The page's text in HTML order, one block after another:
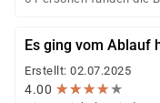
Es ging vom Ablauf
Erstellt: 02.07.2025
4.00 ★★★★★
★★★★★